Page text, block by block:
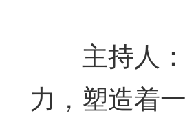
主持人：
力，塑造着